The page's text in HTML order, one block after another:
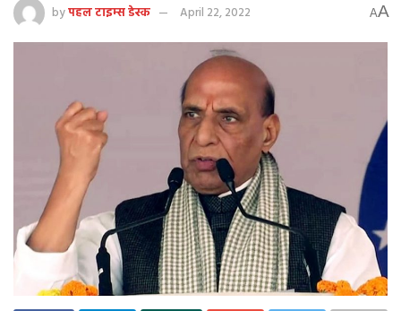
byपहल टाइम्स डेस्क April 22, 2022 AA